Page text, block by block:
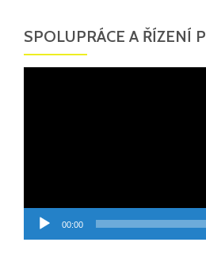
SPOLUPRÁCE A ŘÍZENÍ
00:00